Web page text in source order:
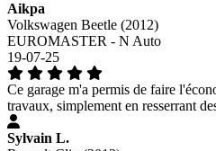
Aikpa
Volkswagen Beetle (2012)
EUROMASTER - N Auto
19-07-25
Ce garage m'a permis de faire
travaux, simplement en resserrant
Sylvain L.